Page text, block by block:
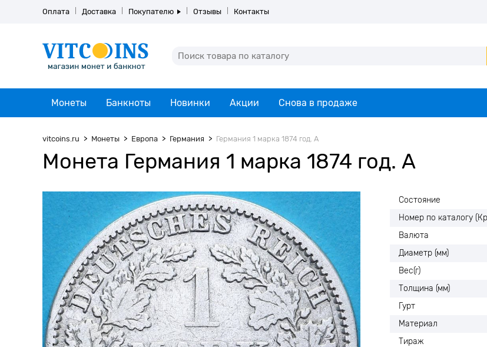
Оплата Доставка Покупателю Отзывы Контакты
Монеты Банкноты Новинки Акции Снова в продаже
vitcoins.ru Монеты Европа Германия Германия 1 марка 1874 год. А
Монета Германия 1 марка 1874 год. А
Состояние
Номер по каталогу
Валюта
Диаметр (мм)
Вес(г)
Толщина (мм)
Гурт
Материал
Тираж